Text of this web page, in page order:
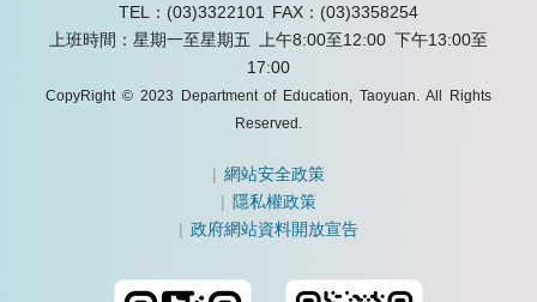
TEL：(03)3322101
FAX：(03)3358254
上班時間：星期一至星期五 上午8:00至12:00 下午13:00至
17:00
CopyRight © 2023 Department of Education, Taoyuan. All Rights
Reserved.
|網站安全政策
| 隱私權政策
|政府網站資料開放宣告